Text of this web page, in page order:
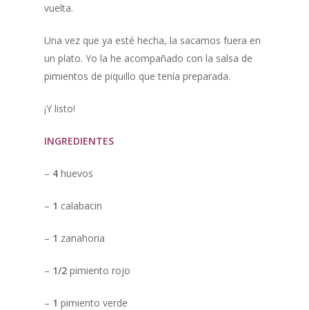
vuelta.
Una vez que ya esté hecha, la sacamos fuera en
un plato. Yo la he acompañado con la salsa de
pimientos de piquillo que tenía preparada.
¡Y listo!
INGREDIENTES
– 4 huevos
– 1 calabacin
– 1 zanahoria
– 1/2 pimiento rojo
– 1 pimiento verde